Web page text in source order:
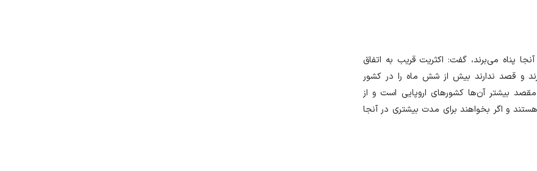
پناه می‌برند، گفت: اکثریت قریب به اتفاق
و قصد ندارند بیش از شش ماه را در کشور
بیشتر آن‌ها کشور‌های اروپایی است و از
۱۲ ماهه در این کشور‌ها هستند و اگر بخواهند برای مدت بیشتری در آنجا